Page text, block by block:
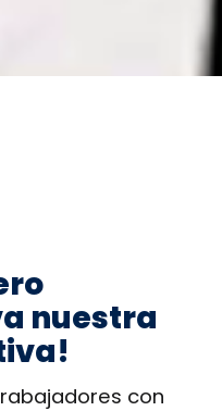
nuestra
con